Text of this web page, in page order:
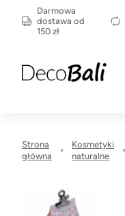
Darmowa
dostawa od
150 zł
Strona
główna
Kosmetyki
naturalne